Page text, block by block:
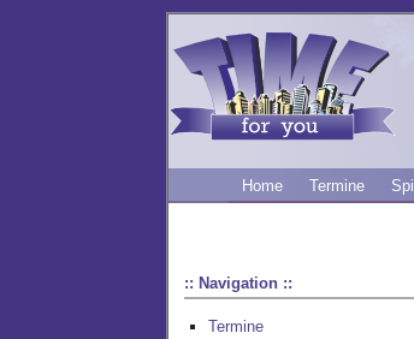
Home Termine
:: Navigation ::
Termine